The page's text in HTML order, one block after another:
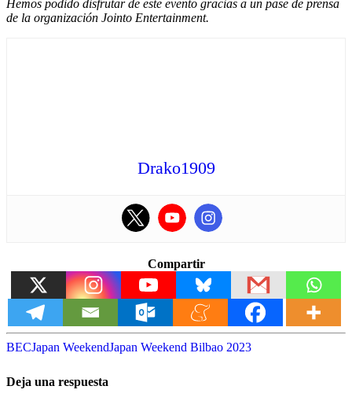
Hemos podido disfrutar de este evento gracias a un pase de prensa
de la organización Jointo Entertainment.
Drako1909
Compartir
BECJapan WeekendJapan Weekend Bilbao 2023
Deja una respuesta